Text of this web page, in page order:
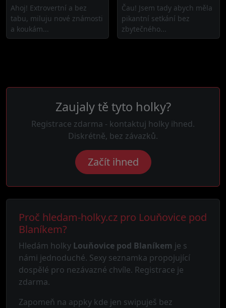
Ahoj! Extrovertní a bez
tabu, miluju nové známosti
a koukám...
Čau! Jsem tady abych měla
pikantní setkání bez
zbytečného...
Zaujaly tě tyto holky?
Registrace zdarma - kontaktuj holky ihned.
Diskrétně, bez závazků.
Začít ihned
Proč hledam-holky.cz pro Louňovice pod
Blaníkem?
Hledám holky Louňovice pod Blaníkem je s
námi jednoduché. Sexy seznamka propojující
dospělé pro nezávazné chvíle. Registrace je
zdarma.
Zapomeň na appky kde jen swipuješ bez